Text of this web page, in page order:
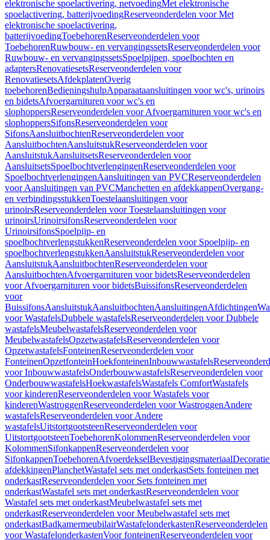
elektronische spoelactivering, netvoedingMet elektronische
spoelactivering, batterijvoedingReserveonderdelen voor Met
elektronische spoelactivering,
batterijvoedingToebehorenReserveonderdelen voor
ToebehorenRuwbouw- en vervangingssetsReserveonderdelen voor
Ruwbouw- en vervangingssetsSpoelpijpen, spoelbochten en
adaptersRenovatiesetsReserveonderdelen voor
RenovatiesetsAfdekplatenOverig
toebehorenBedieningshulpApparaataansluitingen voor wc's, urinoirs
en bidetsAfvoergarnituren voor wc's en
slophoppersReserveonderdelen voor Afvoergarnituren voor wc's en
slophoppersSifonsReserveonderdelen voor
SifonsAansluitbochtenReserveonderdelen voor
AansluitbochtenAansluitstukReserveonderdelen voor
AansluitstukAansluitsetsReserveonderdelen voor
AansluitsetsSpoelbochtverlengingenReserveonderdelen voor
SpoelbochtverlengingenAansluitingen van PVCReserveonderdelen
voor Aansluitingen van PVCManchetten en afdekkappenOvergang-
en verbindingsstukkenToestelaansluitingen voor
urinoirsReserveonderdelen voor Toestelaansluitingen voor
urinoirsUrinoirsifonsReserveonderdelen voor
UrinoirsifonsSpoelpijp- en
spoelbochtverlengstukkenReserveonderdelen voor Spoelpijp- en
spoelbochtverlengstukkenAansluitstukReserveonderdelen voor
AansluitstukAansluitbochtenReserveonderdelen voor
AansluitbochtenAfvoergarnituren voor bidetsReserveonderdelen
voor Afvoergarnituren voor bidetsBuissifonsReserveonderdelen
voor
BuissifonsAansluitstukAansluitbochtenAansluitingenAfdichtingen
voor WastafelsDubbele wastafelsReserveonderdelen voor Dubbele
wastafelsMeubelwastafelsReserveonderdelen voor
MeubelwastafelsOpzetwastafelsReserveonderdelen voor
OpzetwastafelsFonteinenReserveonderdelen voor
FonteinenOpzetfonteinHoekfonteinenInbouwwastafels
voor InbouwwastafelsOnderbouwwastafelsReserveonderdelen voor
OnderbouwwastafelsHoekwastafelsWastafels ComfortWastafels
voor kinderenReserveonderdelen voor Wastafels voor
kinderenWastroggenReserveonderdelen voor WastroggenAndere
wastafelsReserveonderdelen voor Andere
wastafelsUitstortgootsteenReserveonderdelen voor
UitstortgootsteenToebehorenKolommenReserveonderdelen voor
KolommenSifonkappenReserveonderdelen voor
SifonkappenToebehorenAfvoerdekselBevestigingsmateriaal
afdekkingenPlanchetWastafel sets met onderkastSets fonteinen met
onderkastReserveonderdelen voor Sets fonteinen met
onderkastWastafel sets met onderkastReserveonderdelen voor
Wastafel sets met onderkastMeubelwastafel sets met
onderkastReserveonderdelen voor Meubelwastafel sets met
onderkastBadkamermeubilairWastafelonderkastenReserveonderdelen
voor WastafelonderkastenVoor fonteinenReserveonderdelen voor